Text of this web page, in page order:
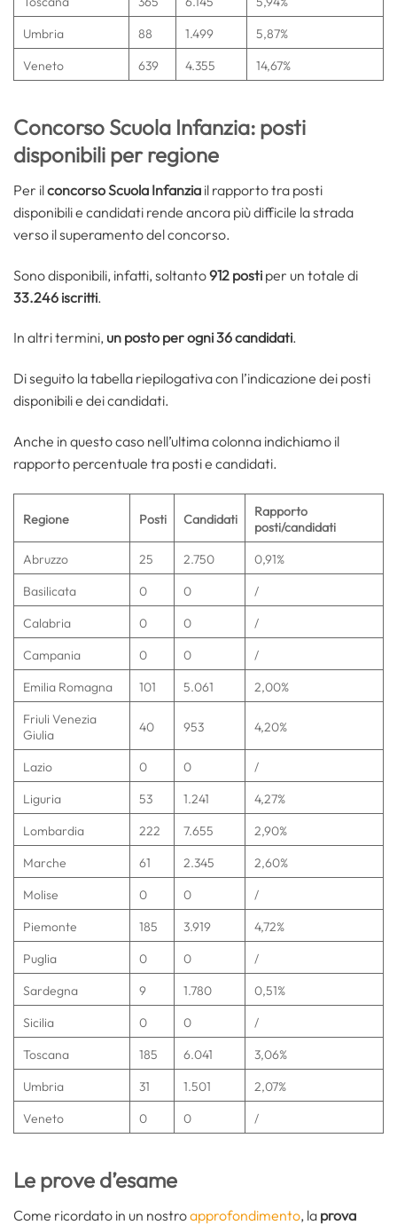
Umbria
88 1.499
5,87%
Veneto
639 4.355 14,67%
Concorso Scuola Infanzia: posti
disponibili per regione
Per ilconcorso Scuola Infanzia il rapporto tra posti
disponibili e candidati rende ancora più difficile la strada
verso il superamento del concorso.
Sono disponibili, infatti, soltanto912 posti per un totale di
33.246 iscritti.
In altri termini, un posto per ogni 36 candidati.
Di seguito la tabella riepilogativa con l’indicazione dei posti
disponibili e dei candidati.
Anche in questo caso nell’ultima colonna indichiamo il
rapporto percentuale tra posti e candidati.
Regione Posti Candidati
Rapporto
posti/candidati
Abruzzo
25 2.750
0,91%
Basilicata
0 0
/
Calabria
0 0
/
Campania
0 0
/
Emilia Romagna
101 5.061
2,00%
Friuli Venezia
Giulia
40 953 4,20%
Lazio 0 0
/
Liguria
53 1.241
4,27%
Lombardia
222 7.655
2,90%
Marche
61 2.345
2,60%
Molise
0 0
/
Piemonte
185 3.919
4,72%
Puglia
0 0
/
Sardegna
9 1.780
0,51%
Sicilia
0 0
/
Toscana
185 6.041
3,06%
Umbria
31 1.501
2,07%
Veneto
0 0 /
Le prove d’esame
Come ricordato in un nostroapprofondimento, la prova